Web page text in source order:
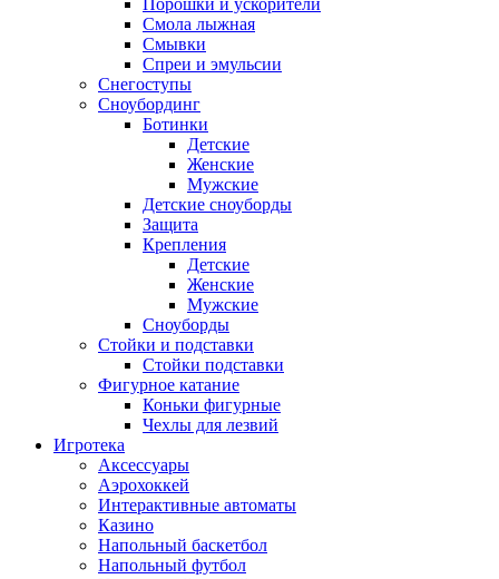
Порошки и ускорители
Смола лыжная
Смывки
Спреи и эмульсии
Снегоступы
Сноубординг
Ботинки
Детские
Женские
Мужские
Детские сноуборды
Защита
Крепления
Детские
Женские
Мужские
Сноуборды
Стойки и подставки
Cтойки подставки
Фигурное катание
Коньки фигурные
Чехлы для лезвий
Игротека
Аксессуары
Аэрохоккей
Интерактивные автоматы
Казино
Напольный баскетбол
Напольный футбол